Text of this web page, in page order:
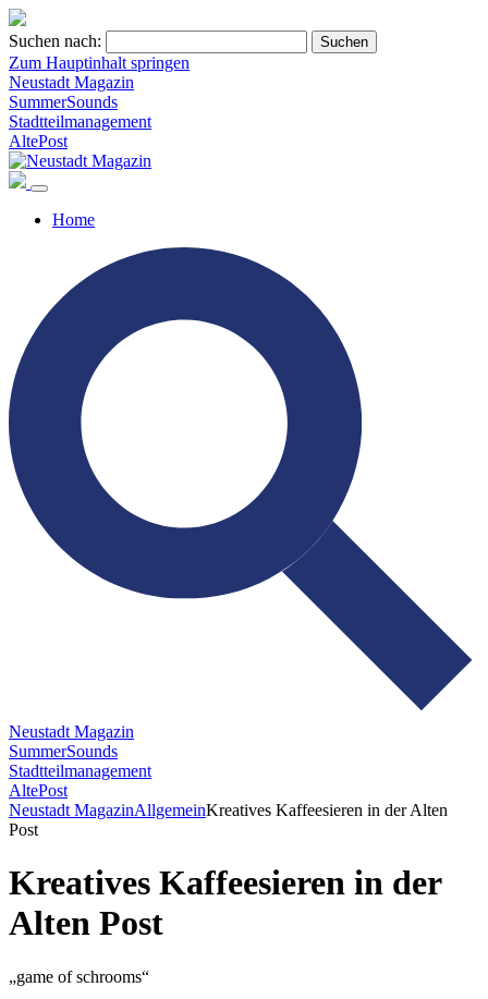
Suchen nach:
Zum Hauptinhalt springen
Neustadt Magazin
SummerSounds
Stadtteilmanagement
AltePost
Home
Neustadt Magazin
SummerSounds
Stadtteilmanagement
AltePost
Neustadt MagazinAllgemeinKreatives Kaffeesieren in der Alten
Post
Kreatives Kaffeesieren in der
Alten Post
„game of schrooms“